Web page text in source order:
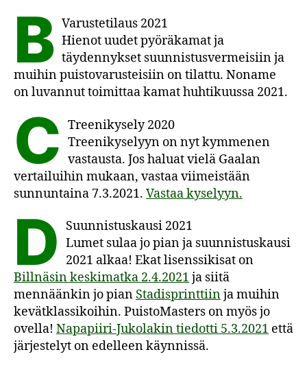
B Varustetilaus 2021
Hienot uudet pyöräkamat ja
täydennykset suunnistusvermeisiin ja
muihin puistovarusteisiin on tilattu. Noname
on luvannut toimittaa kamat huhtikuussa 2021.
C Treenikysely 2020
Treenikyselyyn on nyt kymmenen
vastausta. Jos haluat vielä Gaalan
vertailuihin mukaan, vastaa viimeistään
sunnuntaina 7.3.2021. Vastaa kyselyyn.
D
Suunnistuskausi 2021
Lumet sulaa jo pian ja suunnistuskausi
2021 alkaa! Ekat lisenssikisat on
Billnäsin keskimatka 2.4.2021 ja siitä
mennäänkin jo pian Stadisprinttiinja muihin
kevätklassikoihin. PuistoMasters on myös jo
ovella! Napapiiri-Jukolakin tiedotti 5.3.2021 että
järjestelyt on edelleen käynnissä.